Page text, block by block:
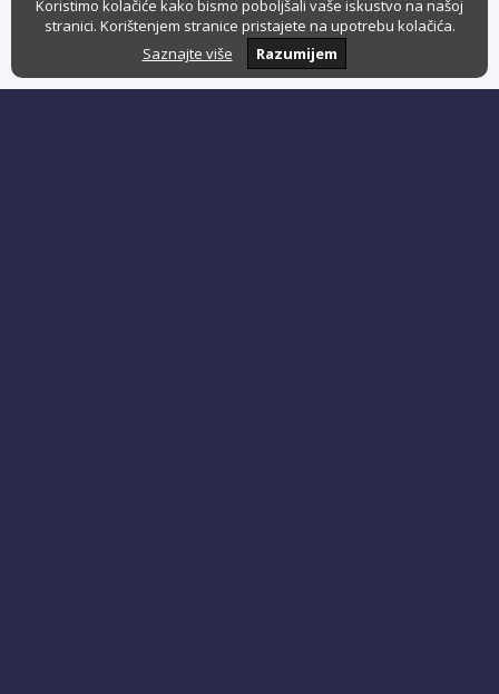
Koristimo kolačiće kako bismo poboljšali vaše iskustvo na našoj
stranici. Korištenjem stranice pristajete na upotrebu kolačića.
Saznajte više
Razumijem